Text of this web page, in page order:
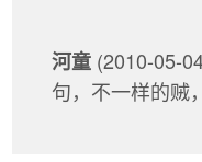
河童 (2010-05-
句，不一样的贼